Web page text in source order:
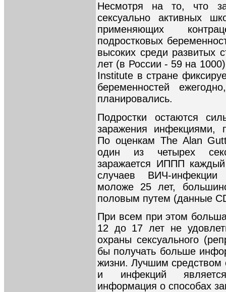
Несмотря на то, что
сексуально активных
применяющих
подростковых
высоких среди развитых
лет (в России - 59 на
Institute в стране
беременностей
планировались.
Подростки остаются
заражения инфекциями,
По оценкам The Alan
один из четырех
заражается ИППП
случаев ВИЧ-инфекции
моложе 25 лет,
половым путем (данные
При всем при этом
12 до 17 лет не
охраны сексуального
бы получать больше
жизни. Лучшим средством
и инфекций
информация о способах